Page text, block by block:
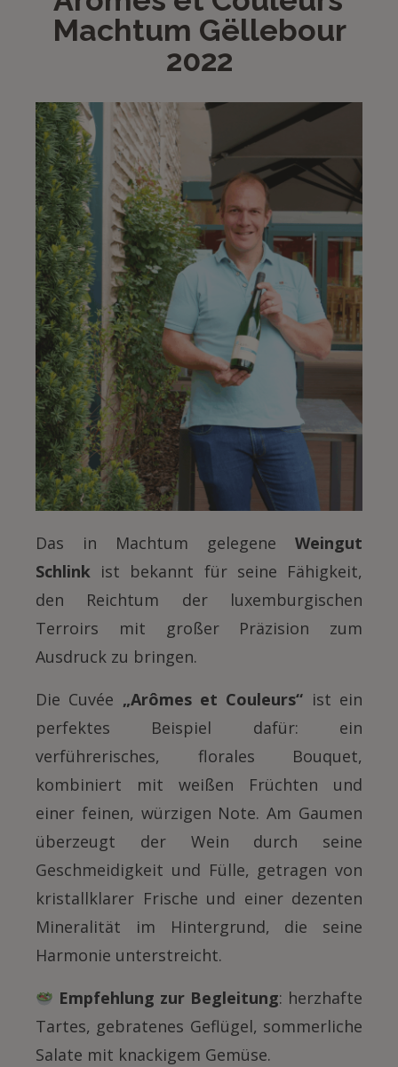
Machtum Gëllebour
2022
Das in Machtum gelegene Weingut
Schlink ist bekannt für seine Fähigkeit,
den Reichtum der luxemburgischen
Terroirs mit großer Präzision zum
Ausdruck zu bringen.
Die Cuvée „Arômes et Couleurs“ ist ein
perfektes Beispiel dafür: ein
verführerisches, florales Bouquet,
kombiniert mit weißen Früchten und
einer feinen, würzigen Note. Am Gaumen
überzeugt der Wein durch seine
Geschmeidigkeit und Fülle, getragen von
kristallklarer Frische und einer dezenten
Mineralität im Hintergrund, die seine
Harmonie unterstreicht.
Empfehlung zur Begleitung: herzhafte
Tartes, gebratenes Geflügel, sommerliche
Salate mit knackigem Gemüse.